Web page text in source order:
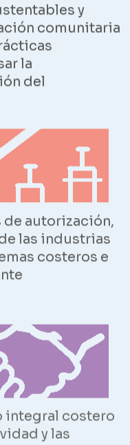
y
comunitaria
la
del
de autorización,
las industrias
costeros e
integral costero
y las